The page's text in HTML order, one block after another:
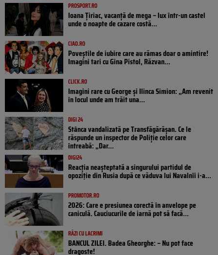
PROSPORT.RO
Ioana Țiriac, vacanță de mega – lux într-un castel
unde o noapte de cazare costă...
CIAO.RO
Poveştile de iubire care au rămas doar o amintire!
Imagini tari cu Gina Pistol, Răzvan...
CLICK.RO
Imagini rare cu George și Ilinca Simion: „Am revenit
în locul unde am trăit una...
DIGI 24
Stânca vandalizată pe Transfăgărășan. Ce le
răspunde un inspector de Poliție celor care
întreabă: „Dar...
DIGI24
Reacția neașteptată a singurului partidul de
opoziţie din Rusia după ce văduva lui Navalnîi i-a...
PROMOTOR.RO
2026: Care e presiunea corectă în anvelope pe
caniculă. Cauciucurile de iarnă pot să facă...
RÂZI CU LACRIMI
BANCUL ZILEI. Badea Gheorghe: – Nu pot face
dragoste!